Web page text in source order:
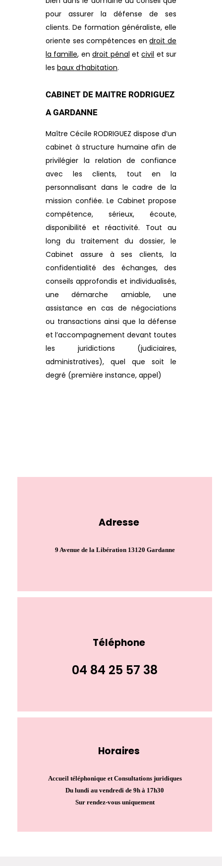
pour assurer la défense de ses
clients. De formation généraliste, elle
oriente ses compétences endroit de
la famille, endroit pénal etcivil et sur
les baux d’habitation.
CABINET DE MAITRE RODRIGUEZ
A GARDANNE
Maître Cécile RODRIGUEZ dispose d’un
cabinet à structure humaine afin de
privilégier la relation de confiance
avec les clients, tout en la
personnalisant dans le cadre de la
mission confiée. Le Cabinet propose
compétence, sérieux, écoute,
disponibilité et réactivité. Tout au
long du traitement du dossier, le
Cabinet assure à ses clients, la
confidentialité des échanges, des
conseils approfondis et individualisés,
une démarche amiable, une
assistance en cas de négociations
ou transactions ainsi que la défense
et l’accompagnement devant toutes
les juridictions (judiciaires,
administratives), quel que soit le
degré (première instance, appel)
Adresse
9 Avenue de la Libération 13120 Gardanne
Téléphone
04 84 25 57 38
Horaires
Accueil téléphonique et Consultations juridiques
Du lundi au vendredi de 9h à 17h30
Sur rendez-vous uniquement